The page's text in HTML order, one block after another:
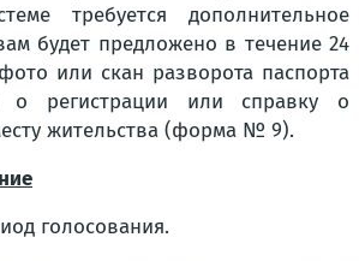
требуется дополнительное
будет предложено в течение 24
или скан разворота паспорта
регистрации или справку о
жительства (форма № 9).
голосования.